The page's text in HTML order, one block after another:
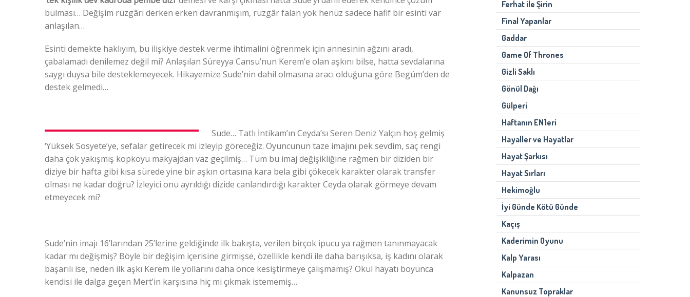
bulması… Değişim rüzgârı derken erken davranmışım, rüzgâr falan yok henüz sadece hafif bir esinti var
anlaşılan…
Esinti demekte haklıyım, bu ilişkiye destek verme ihtimalini öğrenmek için annesinin ağzını aradı,
çabalamadı denilemez değil mi? Anlaşılan Süreyya Cansu’nun Kerem’e olan aşkını bilse, hatta sevdalarına
saygı duysa bile desteklemeyecek. Hikayemize Sude’nin dahil olmasına aracı olduğuna göre Begüm’den de
destek gelmedi…
Sude… Tatlı İntikam’ın Ceyda’sı Seren Deniz Yalçın hoş gelmiş
‘Yüksek Sosyete’ye, sefalar getirecek mi izleyip göreceğiz. Oyuncunun taze imajını pek sevdim, saç rengi
daha çok yakışmış kopkoyu makyajdan vaz geçilmiş… Tüm bu imaj değişikliğine rağmen bir diziden bir
diziye bir hafta gibi kısa sürede yine bir aşkın ortasına kara bela gibi çökecek karakter olarak transfer
olması ne kadar doğru? İzleyici onu ayrıldığı dizide canlandırdığı karakter Ceyda olarak görmeye devam
etmeyecek mi?
Sude’nin imajı 16’larından 25’lerine geldiğinde ilk bakışta, verilen birçok ipucu ya rağmen tanınmayacak
kadar mı değişmiş? Böyle bir değişim içerisine girmişse, özellikle kendi ile daha barışıksa, iş kadını olarak
başarılı ise, neden ilk aşkı Kerem ile yollarını daha önce kesiştirmeye çalışmamış? Okul hayatı boyunca
kendisi ile dalga geçen Mert’in karşısına hiç mi çıkmak istememiş…
Ferhat ile Şirin
Final Yapanlar
Gaddar
Game Of Thrones
Gizli Saklı
Gönül Dağı
Gülperi
Haftanın EN'leri
Hayaller ve Hayatlar
Hayat Şarkısı
Hayat Sırları
Hekimoğlu
İyi Günde Kötü Günde
Kaçış
Kaderimin Oyunu
Kalp Yarası
Kalpazan
Kanunsuz Topraklar